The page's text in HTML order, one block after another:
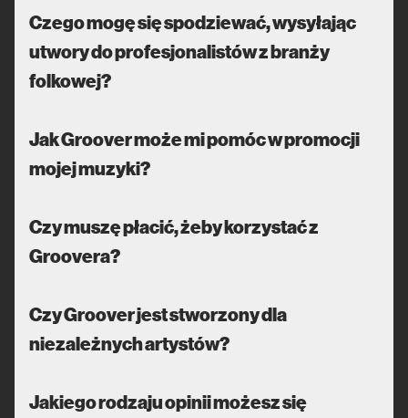
Czego mogę się spodziewać, wysyłając
utwory do profesjonalistów z branży
folkowej?
Jak Groover może mi pomóc w promocji
mojej muzyki?
Czy muszę płacić, żeby korzystać z
Groovera?
Czy Groover jest stworzony dla
niezależnych artystów?
Jakiego rodzaju opinii możesz się